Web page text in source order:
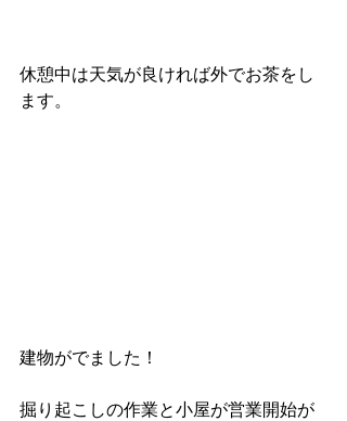
休憩中は天気が良ければ外でお茶をし
ます。
建物がでました！
掘り起こしの作業と小屋が営業開始が